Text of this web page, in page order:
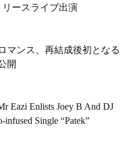
リースライブ出演
マンス、再結成後初となる
開
Eazi Enlists Joey B And DJ
infused Single “Patek”